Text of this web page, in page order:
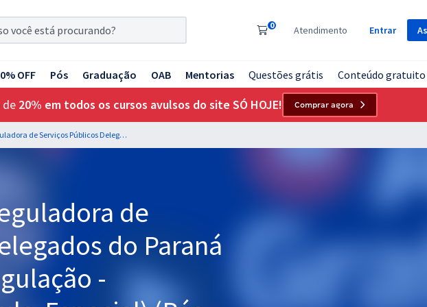
0 Atendimento Entrar
OFF Pós Graduação OAB Mentorias Questões grátis Conteúdo gratuito
de 20% em todos os cursos avulsos do site SÓ HOJE! Comprar agora
AGEPAR - Agência Reguladora de Serviços Públicos Delegados do Paraná - Especialista em Regulação - Contabilidade (Módulo-Especial) (Pós-Edital)
de
do Paraná
-